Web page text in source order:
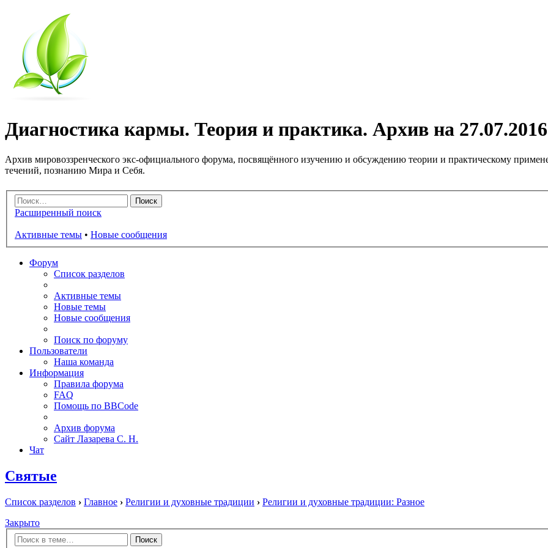
Диагностика кармы. Теория и практика. Архив на 27.07.2016
Архив мировоззренческого экс-официального форума, посвящённого изучению и обсуждению теории и практическому
течений, познанию Мира и Себя.
Расширенный поиск
Активные темы • Новые сообщения
Форум
Список разделов
Активные темы
Новые темы
Новые сообщения
Поиск по форуму
Пользователи
Наша команда
Информация
Правила форума
FAQ
Помощь по BBCode
Архив форума
Сайт Лазарева С. Н.
Чат
Святые
Список разделов › Главное › Религии и духовные традиции › Религии и духовные традиции: Разное
Закрыто